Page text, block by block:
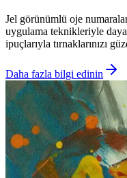
Jel görünümlü oje
uygulama teknikleriyle
ipuçlarıyla tırnaklarınızı
Daha fazla bilgi edinin